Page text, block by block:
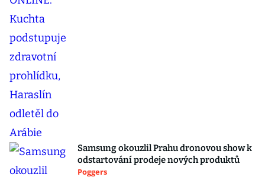
Samsung okouzlil Prahu dronovou show k
odstartování prodeje nových produktů
Poggers